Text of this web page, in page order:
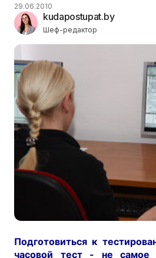
kudapostupat.by
Шеф-редактор
29.06.2010
Подготовиться к
часовой тест - не